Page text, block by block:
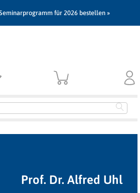
für 2026 bestellen »
Prof. Dr. Alfred Uhl